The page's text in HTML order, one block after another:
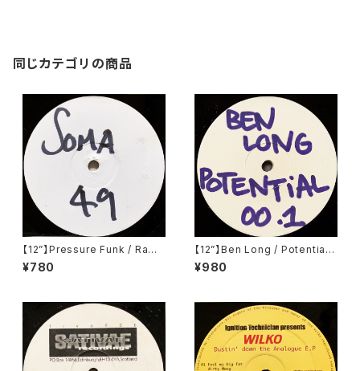
同じカテゴリの商品
【12”】Pressure Funk / Raw
Spirit (Soma Quality Recor
dings) (SOMA 49)
¥780
【12”】Ben Long / Potential
001 (Potential) (POT001)
¥980